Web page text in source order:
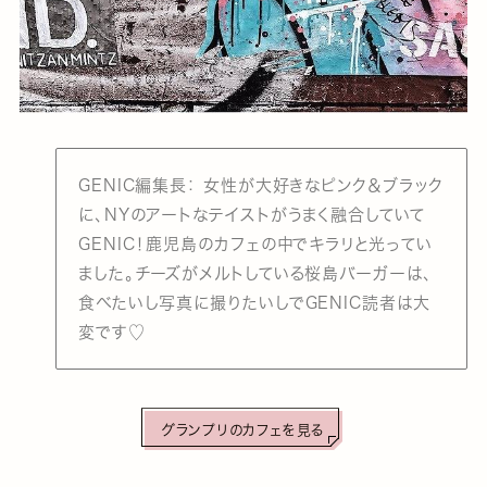
GENIC編集長： 女性が大好きなピンク＆ブラック
に、NYのアートなテイストがうまく融合していて
GENIC！鹿児島のカフェの中でキラリと光ってい
ました。チーズがメルトしている桜島バーガーは、
食べたいし写真に撮りたいしでGENIC読者は大
変です♡
グランプリのカフェを見る